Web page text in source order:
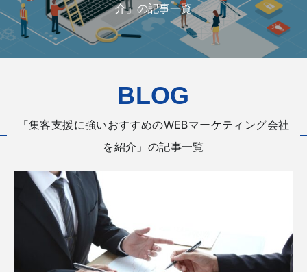
介」の記事一覧
BLOG
「集客支援に強いおすすめのWEBマーケティング会社
を紹介」の記事一覧